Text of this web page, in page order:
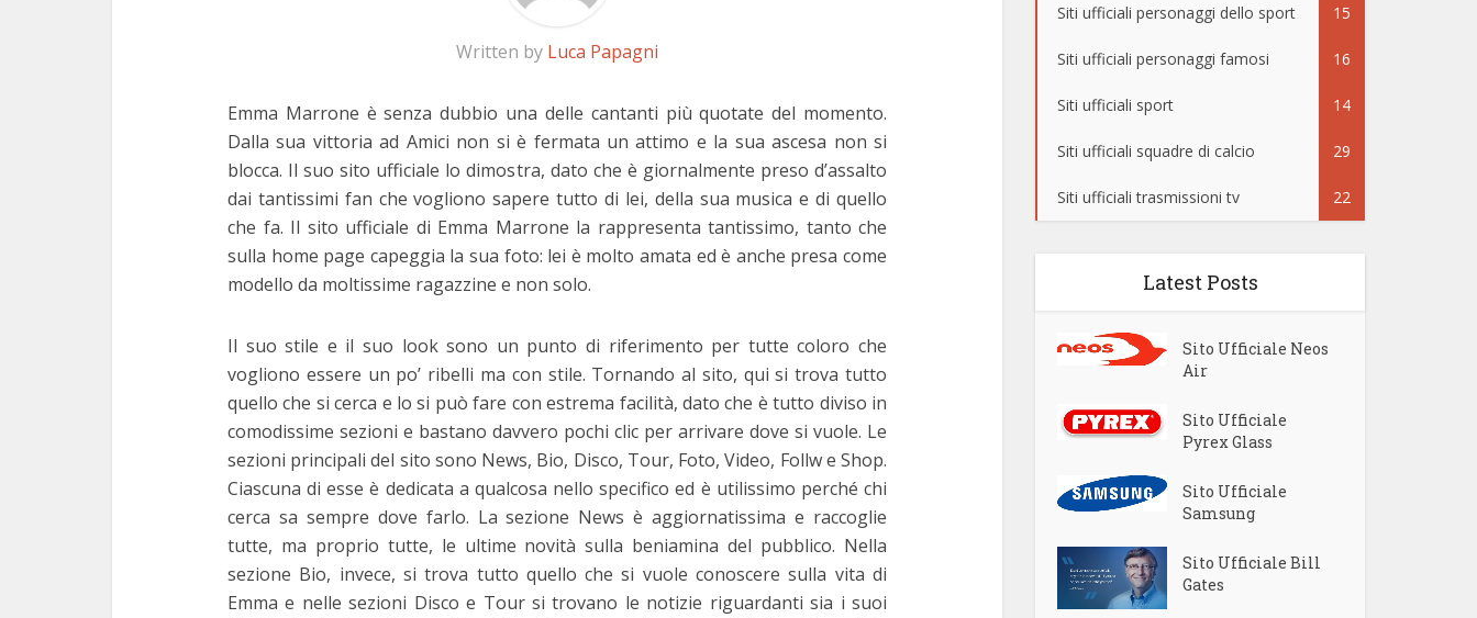
Written by Luca Papagni
Emma Marrone è senza dubbio una delle cantanti più quotate del momento.
Dalla sua vittoria ad Amici non si è fermata un attimo e la sua ascesa non si
blocca. Il suo sito ufficiale lo dimostra, dato che è giornalmente preso d’assalto
dai tantissimi fan che vogliono sapere tutto di lei, della sua musica e di quello
che fa. Il sito ufficiale di Emma Marrone la rappresenta tantissimo, tanto che
sulla home page capeggia la sua foto: lei è molto amata ed è anche presa come
modello da moltissime ragazzine e non solo.
Il suo stile e il suo look sono un punto di riferimento per tutte coloro che
vogliono essere un po’ ribelli ma con stile. Tornando al sito, qui si trova tutto
quello che si cerca e lo si può fare con estrema facilità, dato che è tutto diviso in
comodissime sezioni e bastano davvero pochi clic per arrivare dove si vuole. Le
sezioni principali del sito sono News, Bio, Disco, Tour, Foto, Video, Follw e Shop.
Ciascuna di esse è dedicata a qualcosa nello specifico ed è utilissimo perché chi
cerca sa sempre dove farlo. La sezione News è aggiornatissima e raccoglie
tutte, ma proprio tutte, le ultime novità sulla beniamina del pubblico. Nella
sezione Bio, invece, si trova tutto quello che si vuole conoscere sulla vita di
Emma e nelle sezioni Disco e Tour si trovano le notizie riguardanti sia i suoi
Siti ufficiali personaggi dello sport 15
Siti ufficiali personaggi famosi 16
Siti ufficiali sport 14
Siti ufficiali squadre di calcio 29
Siti ufficiali trasmissioni tv 22
Latest Posts
Sito Ufficiale Neos
Air
Sito Ufficiale
Pyrex Glass
Sito Ufficiale
Samsung
Sito Ufficiale Bill
Gates